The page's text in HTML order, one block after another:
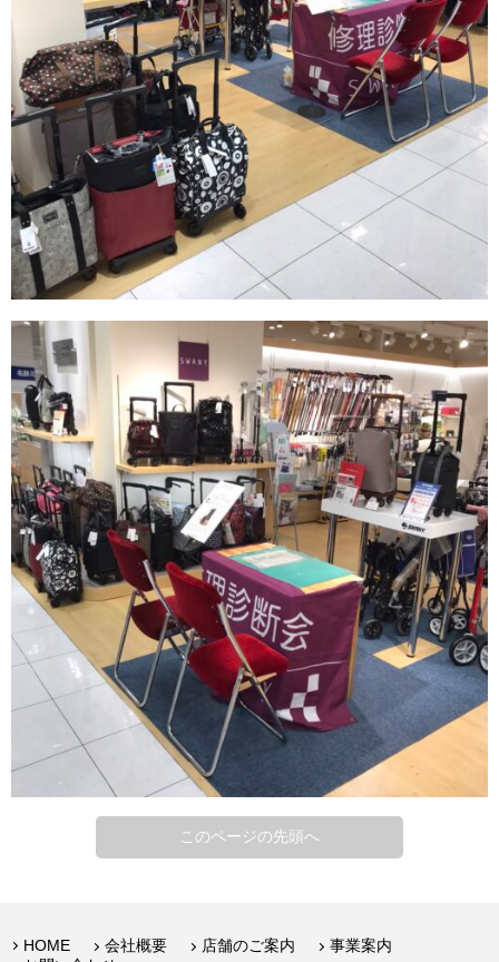
このページの先頭へ
HOME 会社概要 店舗のご案内
事業案内